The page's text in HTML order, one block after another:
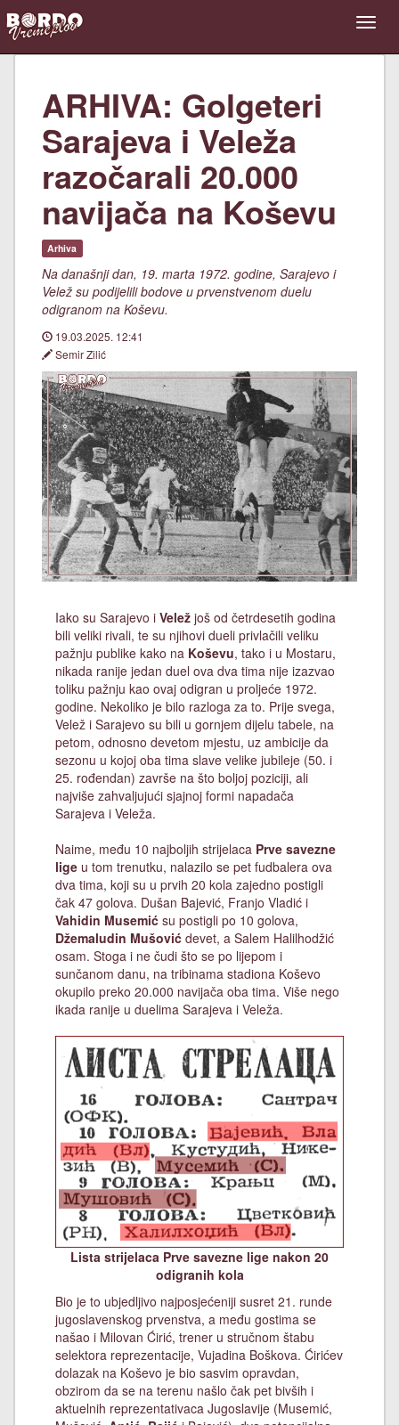
ARHIVA: Golgeteri
Sarajeva i Veleža
razočarali 20.000
navijača na Koševu
Arhiva
Na današnji dan, 19. marta 1972. godine, Sarajevo i
Velež su podijelili bodove u prvenstvenom duelu
odigranom na Koševu.
19.03.2025. 12:41
Semir Zilić
Iako su Sarajevo i Velež još od četrdesetih godina
bili veliki rivali, te su njihovi dueli privlačili veliku
pažnju publike kako na Koševu, tako i u Mostaru,
nikada ranije jedan duel ova dva tima nije izazvao
toliku pažnju kao ovaj odigran u proljeće 1972.
godine. Nekoliko je bilo razloga za to. Prije svega,
Velež i Sarajevo su bili u gornjem dijelu tabele, na
petom, odnosno devetom mjestu, uz ambicije da
sezonu u kojoj oba tima slave velike jubileje (50. i
25. rođendan) završe na što boljoj poziciji, ali
najviše zahvaljujući sjajnoj formi napadača
Sarajeva i Veleža.
Naime, među 10 najboljih strijelaca Prve savezne
lige u tom trenutku, nalazilo se pet fudbalera ova
dva tima, koji su u prvih 20 kola zajedno postigli
čak 47 golova. Dušan Bajević, Franjo Vladić i
Vahidin Musemić su postigli po 10 golova,
Džemaludin Mušović devet, a Salem Halilhodžić
osam. Stoga i ne čudi što se po lijepom i
sunčanom danu, na tribinama stadiona Koševo
okupilo preko 20.000 navijača oba tima. Više nego
ikada ranije u duelima Sarajeva i Veleža.
Lista strijelaca Prve savezne lige nakon 20
odigranih kola
Bio je to ubjedljivo najposjećeniji susret 21. runde
jugoslavenskog prvenstva, a među gostima se
našao i Milovan Ćirić, trener u stručnom štabu
selektora reprezentacije, Vujadina Boškova. Ćirićev
dolazak na Koševo je bio sasvim opravdan,
obzirom da se na terenu našlo čak pet bivših i
aktuelnih reprezentativaca Jugoslavije (Musemić,